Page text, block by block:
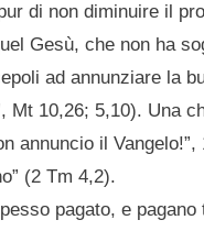
di non diminuire il
Gesù, che non ha
ad annunziare la
Mt 10,26; 5,10). Una
annuncio il
(2 Tm 4,2).
pagato, e pagano